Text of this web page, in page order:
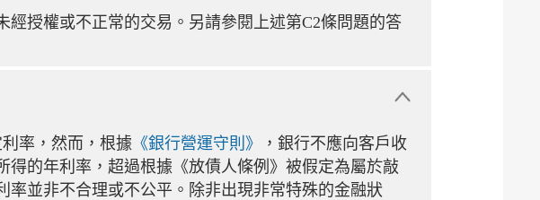
授權或不正常的交易。另請參閱上述第C2條問題的答
率，然而，根據 《銀行營運守則》
，銀行不應向客戶收
的年利率，超過根據《放債人條例》被假定為屬於敲
並非不合理或不公平。除非出現非常特殊的金融狀